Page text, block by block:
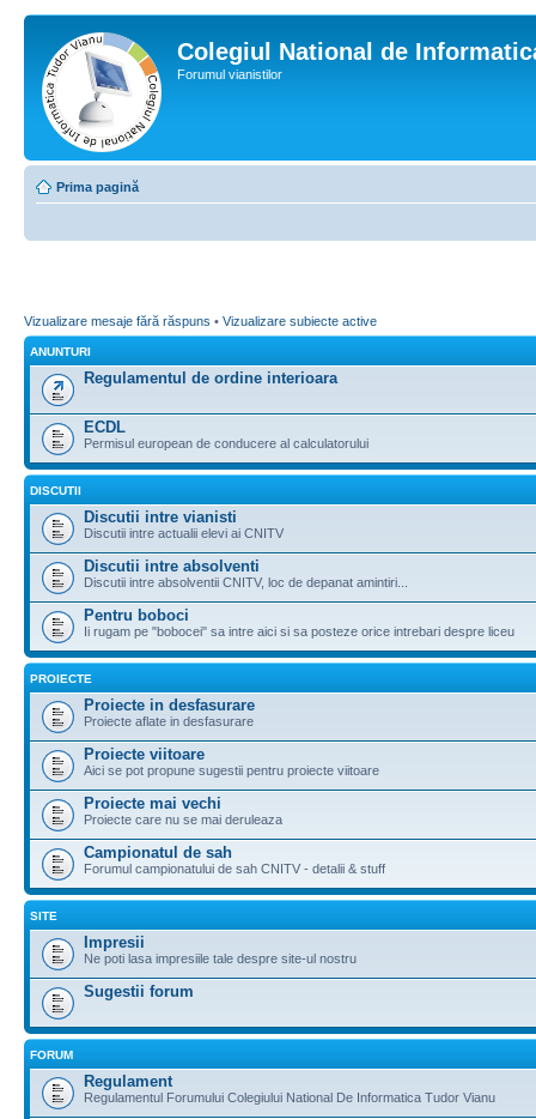
Colegiul National de
Forumul vianistilor
Prima pagină
Vizualizare mesaje fără răspuns • Vizualizare subiecte active
ANUNTURI
Regulamentul de ordine interioara
ECDL
Permisul european de conducere al calculatorului
DISCUTII
Discutii intre vianisti
Discutii intre actualii elevi ai CNITV
Discutii intre absolventi
Discutii intre absolventii CNITV, loc de depanat amintiri...
Pentru boboci
Ii rugam pe "bobocei" sa intre aici si sa posteze orice intrebari despre liceu
PROIECTE
Proiecte in desfasurare
Proiecte aflate in desfasurare
Proiecte viitoare
Aici se pot propune sugestii pentru proiecte viitoare
Proiecte mai vechi
Proiecte care nu se mai deruleaza
Campionatul de sah
Forumul campionatului de sah CNITV - detalii & stuff
SITE
Impresii
Ne poti lasa impresiile tale despre site-ul nostru
Sugestii forum
FORUM
Regulament
Regulamentul Forumului Colegiului National De Informatica Tudor Vianu